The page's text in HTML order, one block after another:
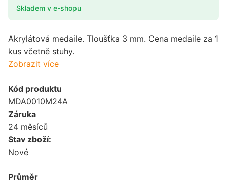
Skladem v e-shopu
Akrylátová medaile. Tloušťka 3 mm. Cena medaile za 1
kus včetně stuhy.
Zobrazit více
Kód produktu
MDA0010M24A
Záruka
24 měsíců
Stav zboží:
Nové
Průměr